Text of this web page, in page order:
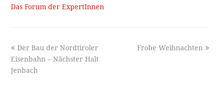
Das Forum der ExpertInnen
previous
post:
Der Bau der Nordtiroler
Eisenbahn – Nächster Halt
Jenbach
next
Frohe Weihnachten